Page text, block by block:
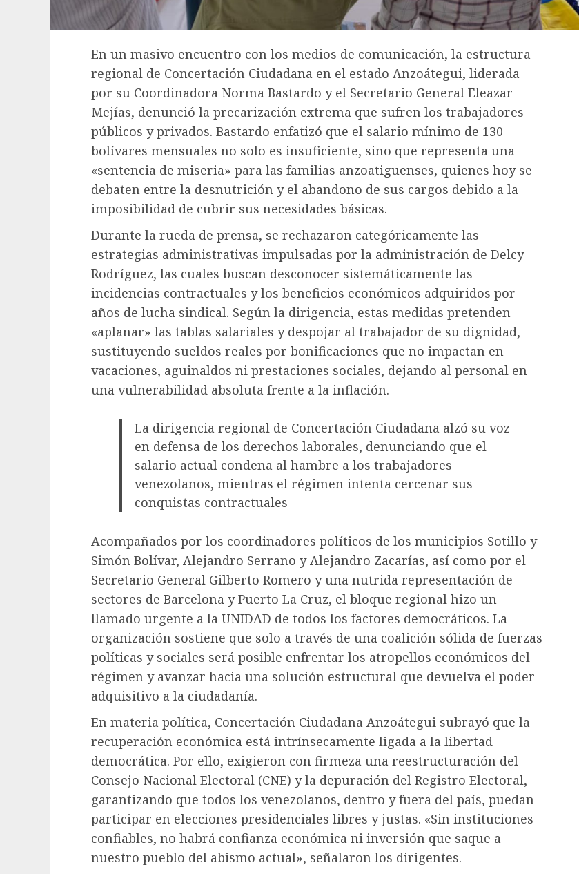
En un masivo encuentro con los medios de comunicación, la estructura
regional de Concertación Ciudadana en el estado Anzoátegui, liderada
por su Coordinadora Norma Bastardo y el Secretario General Eleazar
Mejías, denunció la precarización extrema que sufren los trabajadores
públicos y privados. Bastardo enfatizó que el salario mínimo de 130
bolívares mensuales no solo es insuficiente, sino que representa una
«sentencia de miseria» para las familias anzoatiguenses, quienes hoy se
debaten entre la desnutrición y el abandono de sus cargos debido a la
imposibilidad de cubrir sus necesidades básicas.
​Durante la rueda de prensa, se rechazaron categóricamente las
estrategias administrativas impulsadas por la administración de Delcy
Rodríguez, las cuales buscan desconocer sistemáticamente las
incidencias contractuales y los beneficios económicos adquiridos por
años de lucha sindical. Según la dirigencia, estas medidas pretenden
«aplanar» las tablas salariales y despojar al trabajador de su dignidad,
sustituyendo sueldos reales por bonificaciones que no impactan en
vacaciones, aguinaldos ni prestaciones sociales, dejando al personal en
una vulnerabilidad absoluta frente a la inflación.
La dirigencia regional de Concertación Ciudadana alzó su voz
en defensa de los derechos laborales, denunciando que el
salario actual condena al hambre a los trabajadores
venezolanos, mientras el régimen intenta cercenar sus
conquistas contractuales
​Acompañados por los coordinadores políticos de los municipios Sotillo y
Simón Bolívar, Alejandro Serrano y Alejandro Zacarías, así como por el
Secretario General Gilberto Romero y una nutrida representación de
sectores de Barcelona y Puerto La Cruz, el bloque regional hizo un
llamado urgente a la UNIDAD de todos los factores democráticos. La
organización sostiene que solo a través de una coalición sólida de fuerzas
políticas y sociales será posible enfrentar los atropellos económicos del
régimen y avanzar hacia una solución estructural que devuelva el poder
adquisitivo a la ciudadanía.
​En materia política, Concertación Ciudadana Anzoátegui subrayó que la
recuperación económica está intrínsecamente ligada a la libertad
democrática. Por ello, exigieron con firmeza una reestructuración del
Consejo Nacional Electoral (CNE) y la depuración del Registro Electoral,
garantizando que todos los venezolanos, dentro y fuera del país, puedan
participar en elecciones presidenciales libres y justas. «Sin instituciones
confiables, no habrá confianza económica ni inversión que saque a
nuestro pueblo del abismo actual», señalaron los dirigentes.